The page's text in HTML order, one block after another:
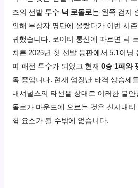
즈의 선발 투수 닉 로돌로는 왼쪽 검지
인해 부상자 명단에 올랐다가 이번 시
귀했습니다. 로이터 통신에 따르면 닉
치른 2026년 첫 선발 등판에서 5.1이닝
며 패전 투수가 되었고 현재0승 1패와
록 중입니다. 현재 엄청난 타격 상승세
내셔널스의 타선을 상대로 이러한 불안
돌로가 마운드에 오르는 것은 신시내티
험 요소가 될 수밖에 없습니다.